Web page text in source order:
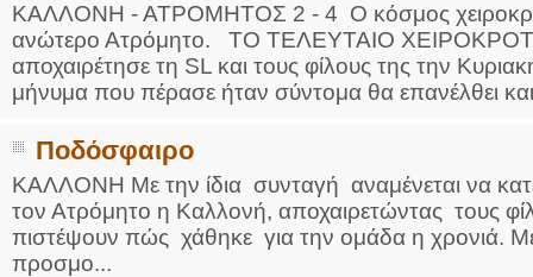
ΚΑΛΛΟΝΗ - ΑΤΡΟΜΗΤΟΣ 2 - 4 Ο κόσμος
ανώτερο Ατρόμητο. ΤΟ ΤΕΛΕΥΤΑΙΟ
αποχαιρέτησε τη SL και τους φίλους της την
μήνυμα που πέρασε ήταν σύντομα θα επανέλθει
Ποδόσφαιρο
ΚΑΛΛΟΝΗ Με την ίδια συνταγή αναμένεται να
τον Ατρόμητο η Καλλονή, αποχαιρετώντας τους
πιστέψουν πώς χάθηκε για την ομάδα η χρονιά.
προσμο...